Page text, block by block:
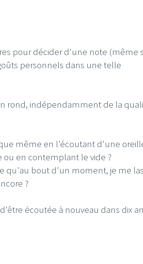
pour décider d'une note (même
personnels dans une telle
rond, indépendamment de la
même en l'écoutant d'une
ou en contemplant le vide ?
qu'au bout d'un moment, je me
?
écoutée à nouveau dans dix